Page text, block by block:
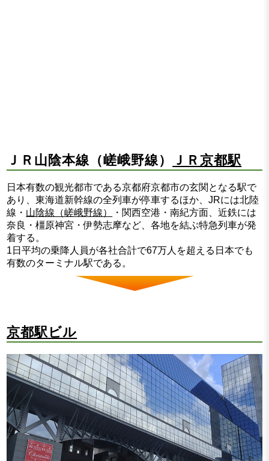
ＪＲ山陰本線（嵯峨野線） ＪＲ京都駅
日本有数の観光都市である京都府京都市の玄関となる駅で
あり、東海道新幹線の全列車が停車するほか、JRには北陸
線・ 山陰線（嵯峨野線）
・関西空港・南紀方面、近鉄には
奈良・橿原神宮・伊勢志摩など、各地を結ぶ特急列車が発
着する。
1日平均の乗降人員が各社合計で67万人を超える日本でも
有数のターミナル駅である。
京都駅ビル